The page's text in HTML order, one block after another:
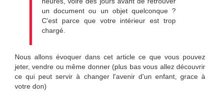
un document ou un objet quelconque ?
C'est parce que votre intérieur est trop
chargé.
Nous allons évoquer dans cet article ce que vous pouvez
jeter, vendre ou même donner (plus bas vous allez découvrir
ce qui peut servir à changer l'avenir d'un enfant, grace à
votre don)